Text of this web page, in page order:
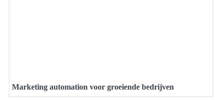
Marketing automation voor groeiende bedrijven